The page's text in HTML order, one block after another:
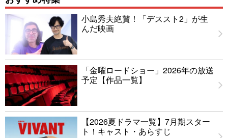
小島秀夫絶賛！「デススト2」が生
んだ映画
「金曜ロードショー」2026年の放送
予定【作品一覧】
【2026夏ドラマ一覧】7月期スター
ト！キャスト・あらすじ